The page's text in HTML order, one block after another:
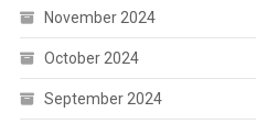
November 2024
October 2024
September 2024